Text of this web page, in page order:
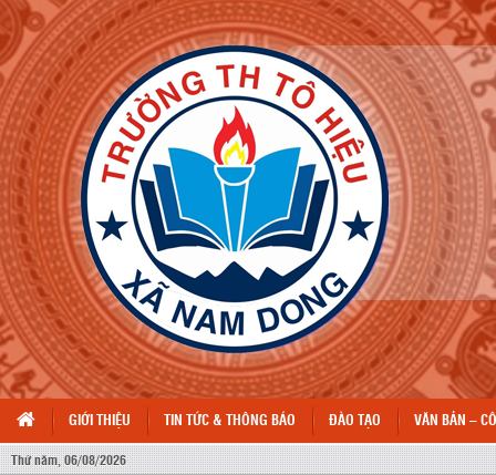
GIỚI THIỆU TIN TỨC & THÔNG BÁO ĐÀO TẠO VĂN BẢN –
Thứ năm, 06/08/2026